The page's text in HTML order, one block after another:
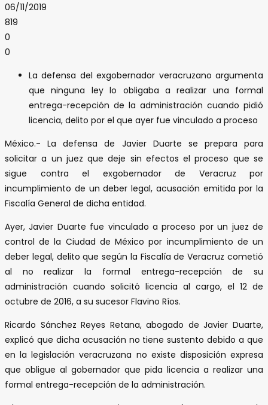
06/11/2019
819
0
0
La defensa del exgobernador veracruzano argumenta
que ninguna ley lo obligaba a realizar una formal
entrega-recepción de la administración cuando pidió
licencia, delito por el que ayer fue vinculado a proceso
México.- La defensa de Javier Duarte se prepara para
solicitar a un juez que deje sin efectos el proceso que se
sigue contra el exgobernador de Veracruz por
incumplimiento de un deber legal, acusación emitida por la
Fiscalía General de dicha entidad.
Ayer, Javier Duarte fue vinculado a proceso por un juez de
control de la Ciudad de México por incumplimiento de un
deber legal, delito que según la Fiscalía de Veracruz cometió
al no realizar la formal entrega-recepción de su
administración cuando solicitó licencia al cargo, el 12 de
octubre de 2016, a su sucesor Flavino Ríos.
Ricardo Sánchez Reyes Retana, abogado de Javier Duarte,
explicó que dicha acusación no tiene sustento debido a que
en la legislación veracruzana no existe disposición expresa
que obligue al gobernador que pida licencia a realizar una
formal entrega-recepción de la administración.